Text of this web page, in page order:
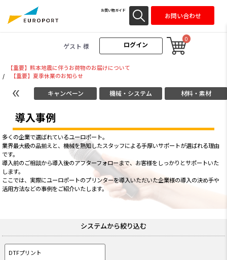
ログイン
ゲスト 様
0
お買い物ガイド
お問い合わせ
【重要】熊本地震に伴うお荷物のお届けについて
/
【重要】夏季休業のお知らせ
キャンペーン 機械・システム 材料・素材
導入事例
多くの企業で選ばれているユーロポート。
業界最大級の品揃えと、機械を熟知したスタッフによる手厚いサポートが選ばれる理由
です。
導入前のご相談から導入後のアフターフォローまで、お客様をしっかりとサポートいた
します。
ここでは、実際にユーロポートのプリンターを導入いただいた企業様の導入の決め手や
活用方法などの事例をご紹介いたします。
システムから絞り込む
DTFプリント